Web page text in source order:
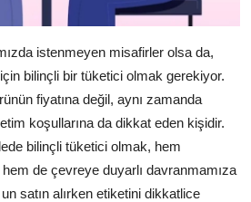
istenmeyen misafirler olsa da,
bilinçli bir tüketici olmak gerekiyor.
fiyatına değil, aynı zamanda
koşullarına da dikkat eden kişidir.
bilinçli tüketici olmak, hem
hem de çevreye duyarlı davranmamıza
satın alırken etiketini dikkatlice